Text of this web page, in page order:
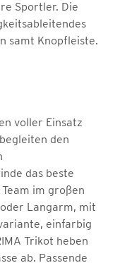
Sportler. Die
samt Knopfleiste.
voller Einsatz
den
das beste
im großen
Langarm, mit
einfarbig
Trikot heben
ab. Passende